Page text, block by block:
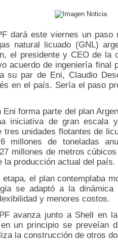
dará este viernes un
natural licuado (GNL)
el presidente y CEO de la
acuerdo de ingeniería final
su par de Eni, Claudio
en el país. Sería el paso
Eni forma parte del plan
iniciativa de gran escala
tres unidades flotantes de
millones de toneladas
millones de metros
la producción actual del país.
el plan contemplaba
se adaptó a la dinámica
y menores costos.
avanza junto a Shell en
un principio se preveían
la construcción de otros